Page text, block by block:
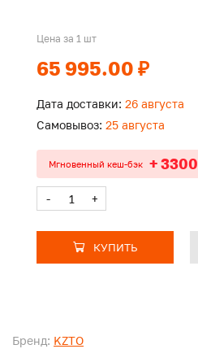
Бренд: KZTO
Цена за 1 шт
65 995.00 ₽
Дата доставки: 26 августа
Самовывоз: 25 августа
Мгновенный кеш-бэк + 3300
- +
КУПИТЬ